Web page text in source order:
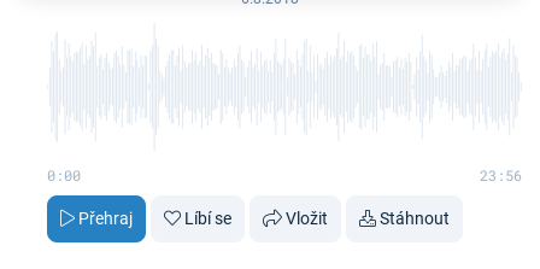
0:00 23:56
Přehraj Líbí se Vložit Stáhnout